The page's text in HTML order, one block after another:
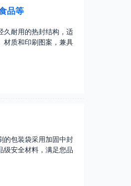
品等
久耐用的热封结构，适
材质和印刷图案，兼具
的包装袋采用加固中封
级安全材料，满足您品